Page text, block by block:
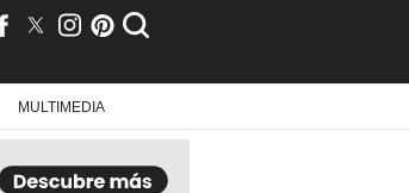
MULTIMEDIA